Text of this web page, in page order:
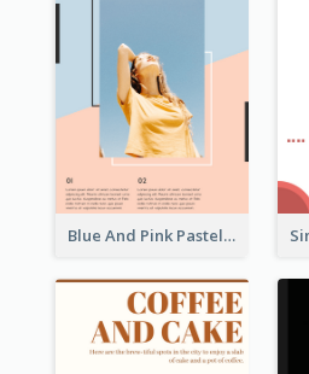
Blue And Pink Pastel Minimal Sale Poster